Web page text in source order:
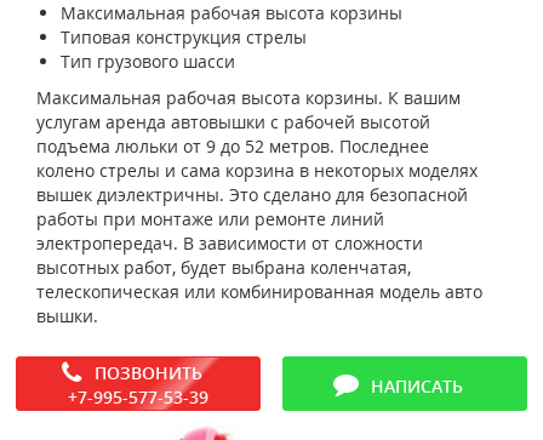
Максимальная рабочая высота корзины
Типовая конструкция стрелы
Тип грузового шасси
Максимальная рабочая высота корзины. К вашим
услугам аренда автовышки с рабочей высотой
подъема люльки от 9 до 52 метров. Последнее
колено стрелы и сама корзина в некоторых моделях
вышек диэлектричны. Это сделано для безопасной
работы при монтаже или ремонте линий
электропередач. В зависимости от сложности
высотных работ, будет выбрана коленчатая,
телескопическая или комбинированная модель авто
вышки.
ПОЗВОНИТЬ
+7-995-577-53-39
НАПИСАТЬ